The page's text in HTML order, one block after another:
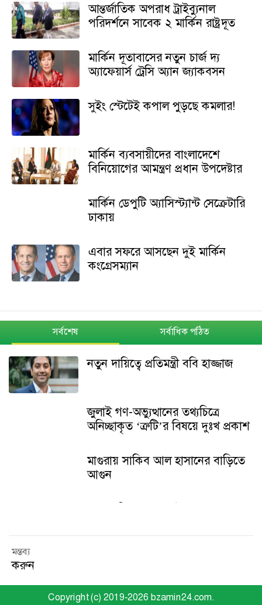
আন্তর্জাতিক অপরাধ ট্রাইব্যুনাল
পরিদর্শনে সাবেক ২ মার্কিন রাষ্ট্রদূত
মার্কিন দূতাবাসের নতুন চার্জ দ্য
অ্যাফেয়ার্স ট্রেসি অ্যান জ্যাকবসন
সুইং স্টেটেই কপাল পুড়ছে কমলার!
মার্কিন ব্যবসায়ীদের বাংলাদেশে
বিনিয়োগের আমন্ত্রণ প্রধান উপদেষ্টার
মার্কিন ডেপুটি অ্যাসিস্ট্যান্ট সেক্রেটারি
ঢাকায়
এবার সফরে আসছেন দুই মার্কিন
কংগ্রেসম্যান
সর্বশেষ সর্বাধিক পঠিত
নতুন দায়িত্বে প্রতিমন্ত্রী ববি হাজ্জাজ
জুলাই গণ-অভ্যুত্থানের তথ্যচিত্রে
অনিচ্ছাকৃত ‘ত্রুটি’র বিষয়ে দুঃখ প্রকাশ
মাগুরায় সাকিব আল হাসানের বাড়িতে
আগুন
মন্তব্য
করুন
Copyright (c) 2019-2026 bzamin24.com.